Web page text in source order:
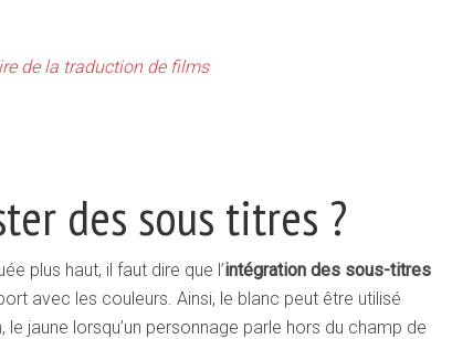
de la traduction de films
des sous titres ?
plus haut, il faut dire que l’intégration des sous-titres
avec les couleurs. Ainsi, le blanc peut être utilisé
le jaune lorsqu’un personnage parle hors du champ de